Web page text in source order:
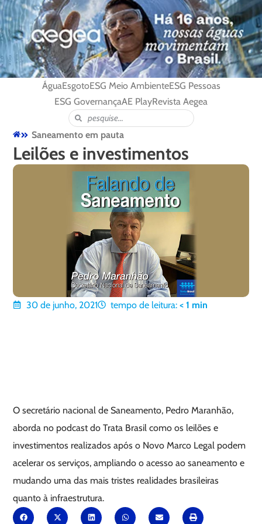
ÁguaEsgotoESG Meio AmbienteESG Pessoas
ESG GovernançaAE PlayRevista Aegea
Saneamento em pauta
Leilões e investimentos
30 de junho, 2021 tempo de leitura: < 1 min
O secretário nacional de Saneamento, Pedro Maranhão,
aborda no podcast do Trata Brasil como os leilões e
investimentos realizados após o Novo Marco Legal podem
acelerar os serviços, ampliando o acesso ao saneamento e
mudando uma das mais tristes realidades brasileiras
quanto à infraestrutura.